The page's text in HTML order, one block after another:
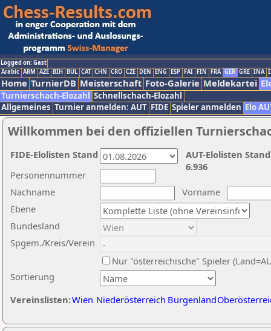
Logged on: Gast
Arabic ARM AZE BIH BUL CAT CHN CRO CZE DEN ENG ESP FAI FIN FRA GER GRE INA
Home TurnierDB Meisterschaft Foto-Galerie Meldekartei
Turnierschach-Elozahl Schnellschach-Elozahl
Allgemeines Turnier anmelden: AUT FIDE Spieler anmelden Elo
Willkommen bei den offiziellen
Nachname
Vorname
Ebene
Sortierung
Personennummer
Bundesland
Spgem./Kreis/Verein
Nur "österreichische" Spieler
Vereinslisten:Wien Niederösterreich Burgenland
AUT-Elolisten
6.936
FIDE-Elolisten Stand